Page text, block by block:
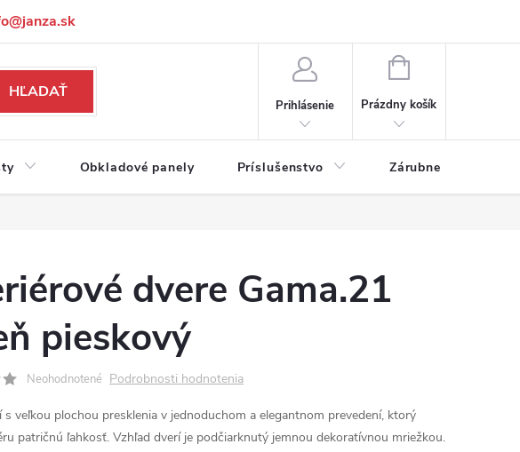
Podmienky ochrany osobných údajov
HĽADAŤ
Prihlásenie
NÁKUPNÝ KOŠÍK
Prázdny košík
Obkladové panely Príslušenstvo Zárubne
dvere Gama.21
pieskový
Neohodnotené Podrobnosti hodnotenia
s veľkou plochou presklenia v jednoduchom a elegantnom prevedení, ktorý
patričnú ľahkosť. Vzhľad dverí je podčiarknutý jemnou dekoratívnou mriežkou.